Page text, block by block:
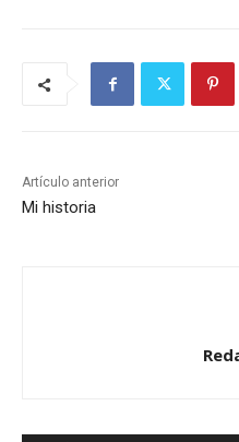
Artículo anterior
Mi historia